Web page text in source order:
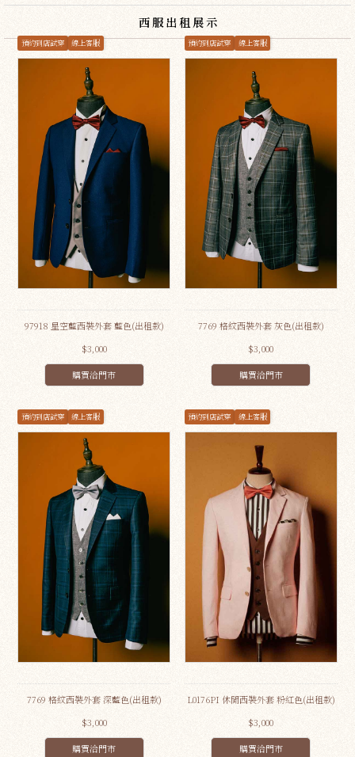
西服出租展示
預約到店試穿 線上客服
97918 星空藍西裝外套 藍色(出租款)
$3,000
購買洽門市
預約到店試穿 線上客服
7769 格紋西裝外套 灰色(出租款)
$3,000
購買洽門市
預約到店試穿 線上客服
7769 格紋西裝外套 深藍色(出租款)
$3,000
購買洽門市
預約到店試穿 線上客服
L0176PI 休閒西裝外套 粉紅色(出租款)
$3,000
購買洽門市